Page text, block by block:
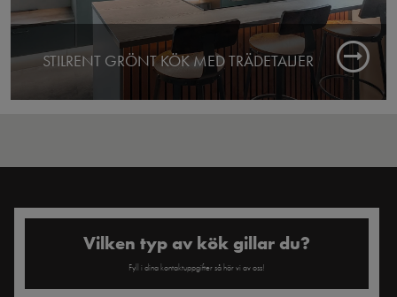
STILRENT GRÖNT KÖK MED TRÄDETALJER
Vilken typ av kök gillar du?
Fyll i dina kontaktuppgifter så hör vi av oss!